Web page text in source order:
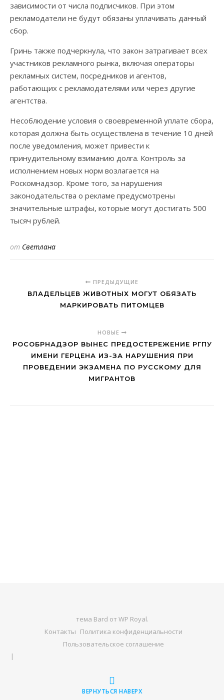
зависимости от числа подписчиков. При этом
рекламодатели не будут обязаны уплачивать данный
сбор.
Гринь также подчеркнула, что закон затрагивает всех
участников рекламного рынка, включая операторы
рекламных систем, посредников и агентов,
работающих с рекламодателями или через другие
агентства.
Несоблюдение условия о своевременной уплате сбора,
которая должна быть осуществлена в течение 10 дней
после уведомления, может привести к
принудительному взиманию долга. Контроль за
исполнением новых норм возлагается на
Роскомнадзор. Кроме того, за нарушения
законодательства о рекламе предусмотрены
значительные штрафы, которые могут достигать 500
тысяч рублей.
от Светлана
ПРЕДЫДУЩИЕ
ВЛАДЕЛЬЦЕВ ЖИВОТНЫХ МОГУТ ОБЯЗАТЬ
МАРКИРОВАТЬ ПИТОМЦЕВ
НОВЫЕ
РОСОБРНАДЗОР ВЫНЕС ПРЕДОСТЕРЕЖЕНИЕ РГПУ
ИМЕНИ ГЕРЦЕНА ИЗ-ЗА НАРУШЕНИЯ ПРИ
ПРОВЕДЕНИИ ЭКЗАМЕНА ПО РУССКОМУ ДЛЯ
МИГРАНТОВ
тема Bard от WP Royal.
Контакты Политика конфиденциальности
Пользовательское соглашение
ВЕРНУТЬСЯ НАВЕРХ